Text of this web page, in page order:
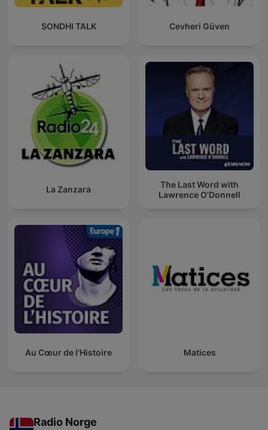
SONDHI TALK Cevheri Güven
La Zanzara
The Last Word with
Lawrence O’Donnell
Au Cœur de l'Histoire Matices
Radio Norge